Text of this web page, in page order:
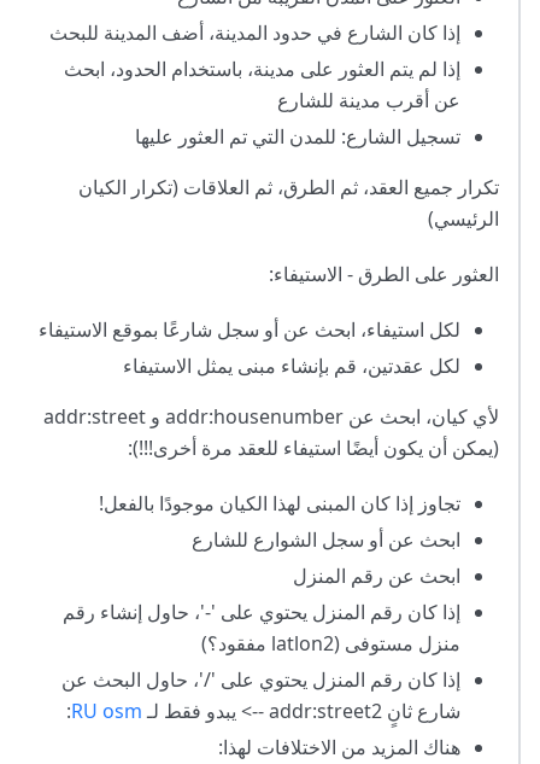
إذا كان الشارع في حدود المدينة، أضف المدينة للبحث
إذا لم يتم العثور على مدينة، باستخدام الحدود، ابحث
عن أقرب مدينة للشارع
تسجيل الشارع: للمدن التي تم العثور عليها
تكرار جميع العقد، ثم الطرق، ثم العلاقات (تكرار الكيان
الرئيسي)
العثور على الطرق - الاستيفاء:
لكل استيفاء، ابحث عن أو سجل شارعًا بموقع الاستيفاء
لكل عقدتين، قم بإنشاء مبنى يمثل الاستيفاء
لأي كيان، ابحث عن addr :housenumber و addr :street
(يمكن أن يكون أيضًا استيفاء للعقد مرة أخرى!!!):
تجاوز إذا كان المبنى لهذا الكيان موجودًا بالفعل!
ابحث عن أو سجل الشوارع للشارع
ابحث عن رقم المنزل
إذا كان رقم المنزل يحتوي على '-'، حاول إنشاء رقم
منزل مستوفى (latlon2 مفقود؟)
إذا كان رقم المنزل يحتوي على '/'، حاول البحث عن
شارع ثانٍ addr :street2 --> يبدو فقط لـRU osm
:
هناك المزيد من الاختلافات لهذا: